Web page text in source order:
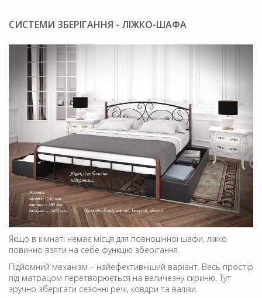
СИСТЕМИ ЗБЕРІГАННЯ - ЛІЖКО-ШАФА
Якщо в кімнаті немає місця для повноцінної шафи, ліжко
повинно взяти на себе функцію зберігання.
Підйомний механізм – найефективніший варіант. Весь простір
під матрацом перетворюється на величезну скриню. Тут
зручно зберігати сезонні речі, ковдри та валізи.